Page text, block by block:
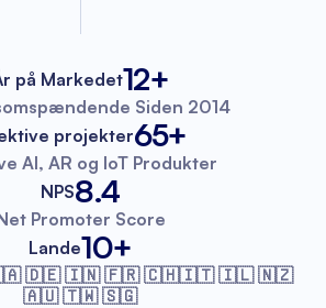
på Markedet12+
Siden 2014
projekter65+
AI, AR og IoT Produkter
NPS8.4
Promoter Score
Lande10+
🇩🇪 🇮🇳 🇫🇷🇨🇭🇮🇹 🇮🇱 🇳🇿
🇦🇺 🇹🇼 🇸🇬